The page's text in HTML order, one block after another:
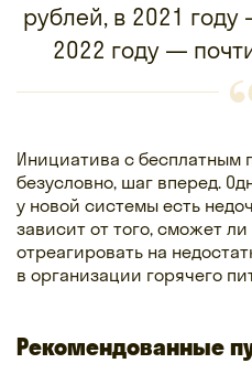
рублей, в 2021
2022 году —
Инициатива с бесплатным
безусловно, шаг вперед.
у новой системы есть
зависит от того, сможет
отреагировать на
в организации горячего
Рекомендованные